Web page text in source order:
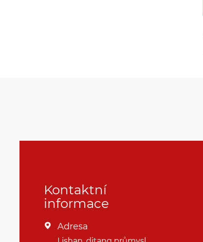
Kontaktní
informace
 Adresa